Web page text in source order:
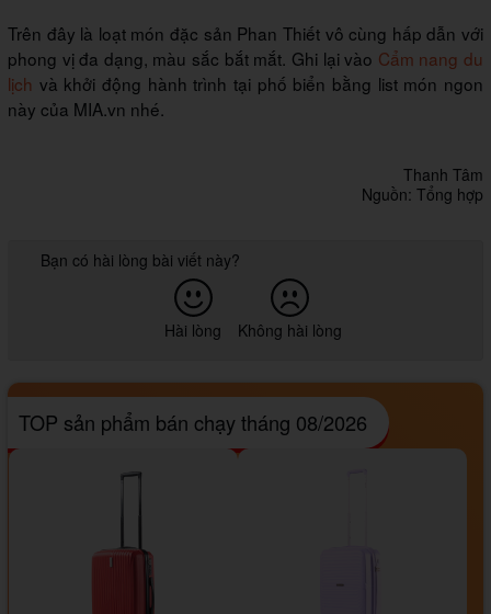
Trên đây là loạt món đặc sản Phan Thiết vô cùng hấp dẫn với
phong vị đa dạng, màu sắc bắt mắt. Ghi lại vào Cẩm nang du
lịch và khởi động hành trình tại phố biển bằng list món ngon
này của MIA.vn nhé.
Thanh Tâm
Nguồn: Tổng hợp
Bạn có hài lòng bài viết này?
Hài lòng Không hài lòng
TOP sản phẩm bán chạy tháng 08/2026